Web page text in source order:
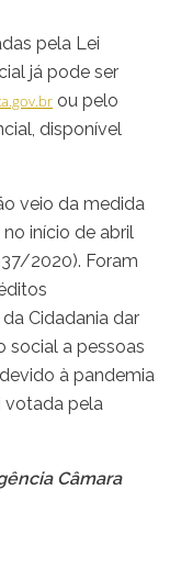
pela Lei
já pode ser
ou pelo
disponível
veio da medida
início de abril
2020). Foram
Cidadania dar
social a pessoas
à pandemia
votada pela
Câmara